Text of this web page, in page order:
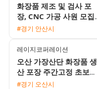
화장품 제조 및 검사 포
장, CNC 가공 사원 모집
(주급 가능 및 통근버스
#경기 안산시
레이지코퍼레이션
오산 가장산단 화장품 생
산 포장 주간고정 초보가
능 텃세 없는 편안한 일터
#경기 오산시